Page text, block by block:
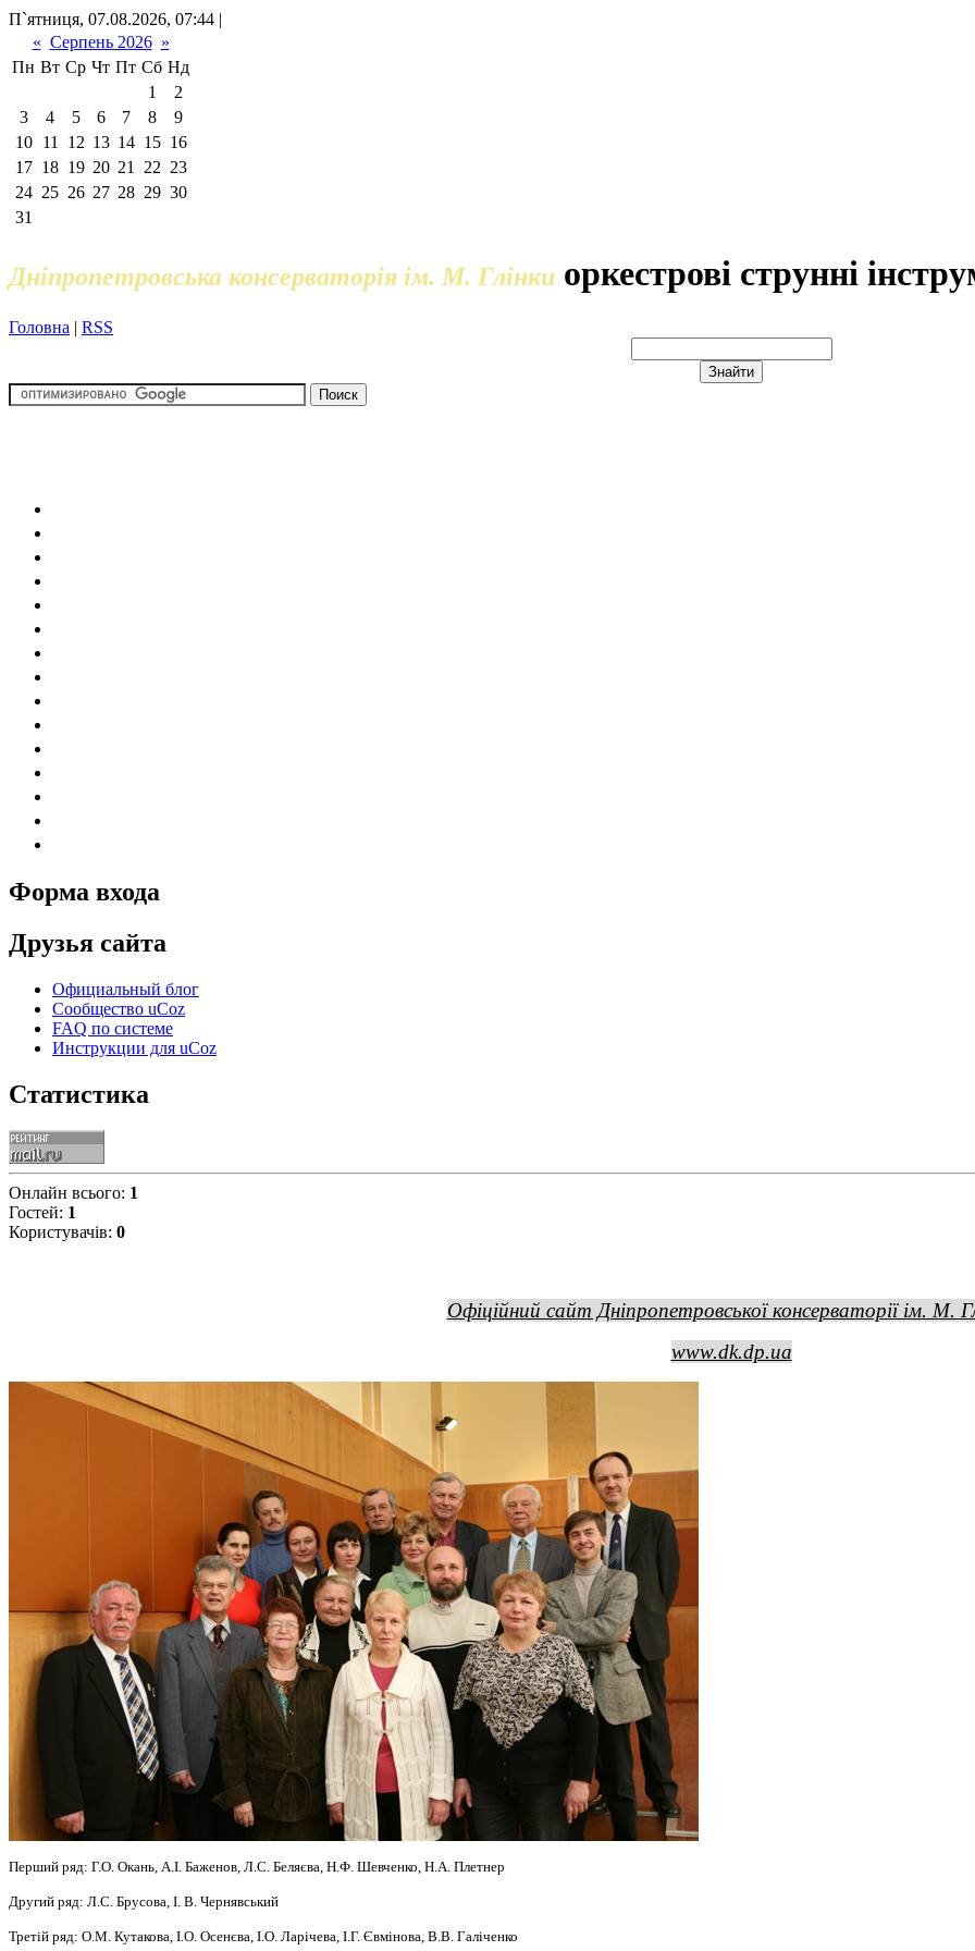
П`ятниця, 07.08.2026, 07:44 |
« Серпень 2026 »
Пн Вт Ср Чт Пт Сб Нд
1
2
3
4 5 6 7 8
9
10
11 12 13 14 15 16
17 18 19 20 21 22 23
24 25 26 27 28 29 30
31
Дніпропетровська консерваторія ім. М. Глінки оркестрові струнні
Головна | RSS
Форма входа
Друзья сайта
Официальный блог
Сообщество uCoz
FAQ по системе
Инструкции для uCoz
Статистика
Онлайн всього: 1
Гостей: 1
Користувачів: 0
Офіційний сайт Дніпропетровської консерваторії ім. М.
www.dk.dp.ua
Перший ряд: Г.О. Окань, А.І. Баженов, Л.С. Беляєва, Н.Ф. Шевченко, Н.А. Плетнер
Другий ряд: Л.С. Брусова, І. В. Чернявський
Третій ряд: О.М. Кутакова, І.О. Осенєва, І.О. Ларічева, І.Г. Євмінова, В.В. Галіченко